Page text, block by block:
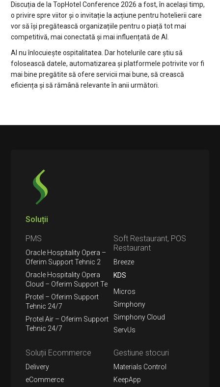
Discuția de la TopHotel Conference 2026 a fost, în același timp,
o privire spre viitor și o invitație la acțiune pentru hotelierii care
vor să își pregătească organizațiile pentru o piață tot mai
competitivă, mai conectată și mai influențată de AI.
AI nu înlocuiește ospitalitatea. Dar hotelurile care știu să
folosească datele, automatizarea și platformele potrivite vor fi
mai bine pregătite să ofere servicii mai bune, să crească
eficiența și să rămână relevante în anii următori.
Soluții
PMS
Oracle Hospitality Opera –
Oferim Support Tehnic 2
Oracle Hospitality Opera
Cloud – Oferim Support Te
Protel – Oferim Support
Tehnic 24/7
Protel Air – Oferim Support
Tehnic 24/7
Soft Restaurant, POS
Restaurant
Breeze
KDS
Micros
Simphony
Simphony Cloud
ServUs
Soluții Ecommerce
Delivery
eCommerce
Gestiune stocuri
Materials Control
KeepApp